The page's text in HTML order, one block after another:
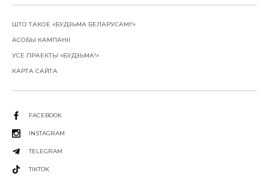
ШТО ТАКОЕ «БУДЗЬМА БЕЛАРУСАМІ!»
АСОБЫ КАМПАНІІ
УСЕ ПРАЕКТЫ «БУДЗЬМА!»
КАРТА САЙТА
FACEBOOK
INSTAGRAM
TELEGRAM
TIKTOK